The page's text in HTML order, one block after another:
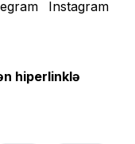
hiperlinklə